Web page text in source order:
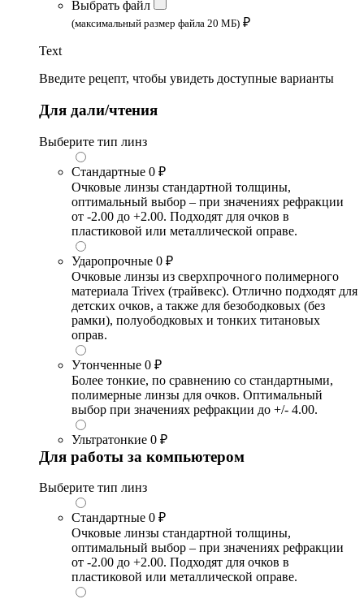
Выбрать файл
(максимальный размер файла 20 МБ) ₽
Text
Введите рецепт, чтобы увидеть доступные варианты
Для дали/чтения
Выберите тип линз
Стандартные 0 ₽
Очковые линзы стандартной толщины,
оптимальный выбор – при значениях рефракции
от -2.00 до +2.00. Подходят для очков в
пластиковой или металлической оправе.
Ударопрочные 0 ₽
Очковые линзы из сверхпрочного полимерного
материала Trivex (трайвекс). Отлично подходят для
детских очков, а также для безободковых (без
рамки), полуободковых и тонких титановых
оправ.
Утонченные 0 ₽
Более тонкие, по сравнению со стандартными,
полимерные линзы для очков. Оптимальный
выбор при значениях рефракции до +/- 4.00.
Ультратонкие 0 ₽
Для работы за компьютером
Выберите тип линз
Стандартные 0 ₽
Очковые линзы стандартной толщины,
оптимальный выбор – при значениях рефракции
от -2.00 до +2.00. Подходят для очков в
пластиковой или металлической оправе.